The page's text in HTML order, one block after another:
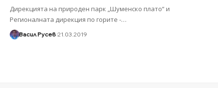
Дирекцията на природен парк „Шуменско плато“ и
Регионалната дирекция по горите -…
Васил Русев 21.03.2019